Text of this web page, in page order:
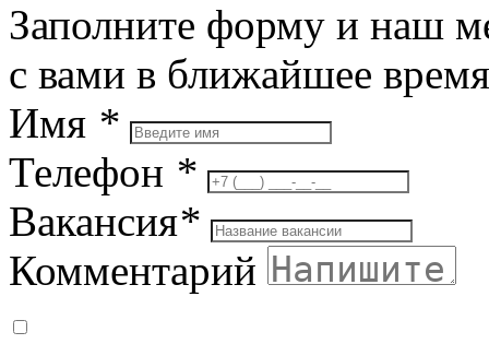
Заполните форму и наш
с вами в ближайшее время
Имя *
Телефон *
Вакансия*
Комментарий